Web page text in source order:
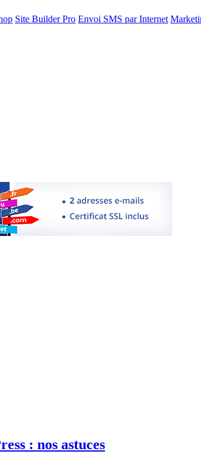
Site Builder Pro Envoi SMS par Internet
: nos astuces